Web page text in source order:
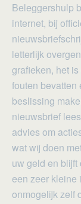
Beleggershulp
internet, bij
letterlijk
grafieken, het
fouten bevatten
beslissing
nieuwsbrief
advies om
wat wij doen
uw geld en
een zeer kleine
onmogelijk zelf